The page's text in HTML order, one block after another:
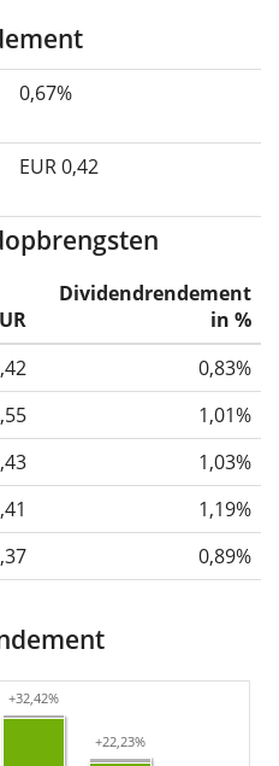
0,67%
EUR 0,42
Dividendrendement
in %
0,83%
1,01%
1,03%
1,19%
0,89%
+32,42%
+32,42%
+22,23%
+22,23%